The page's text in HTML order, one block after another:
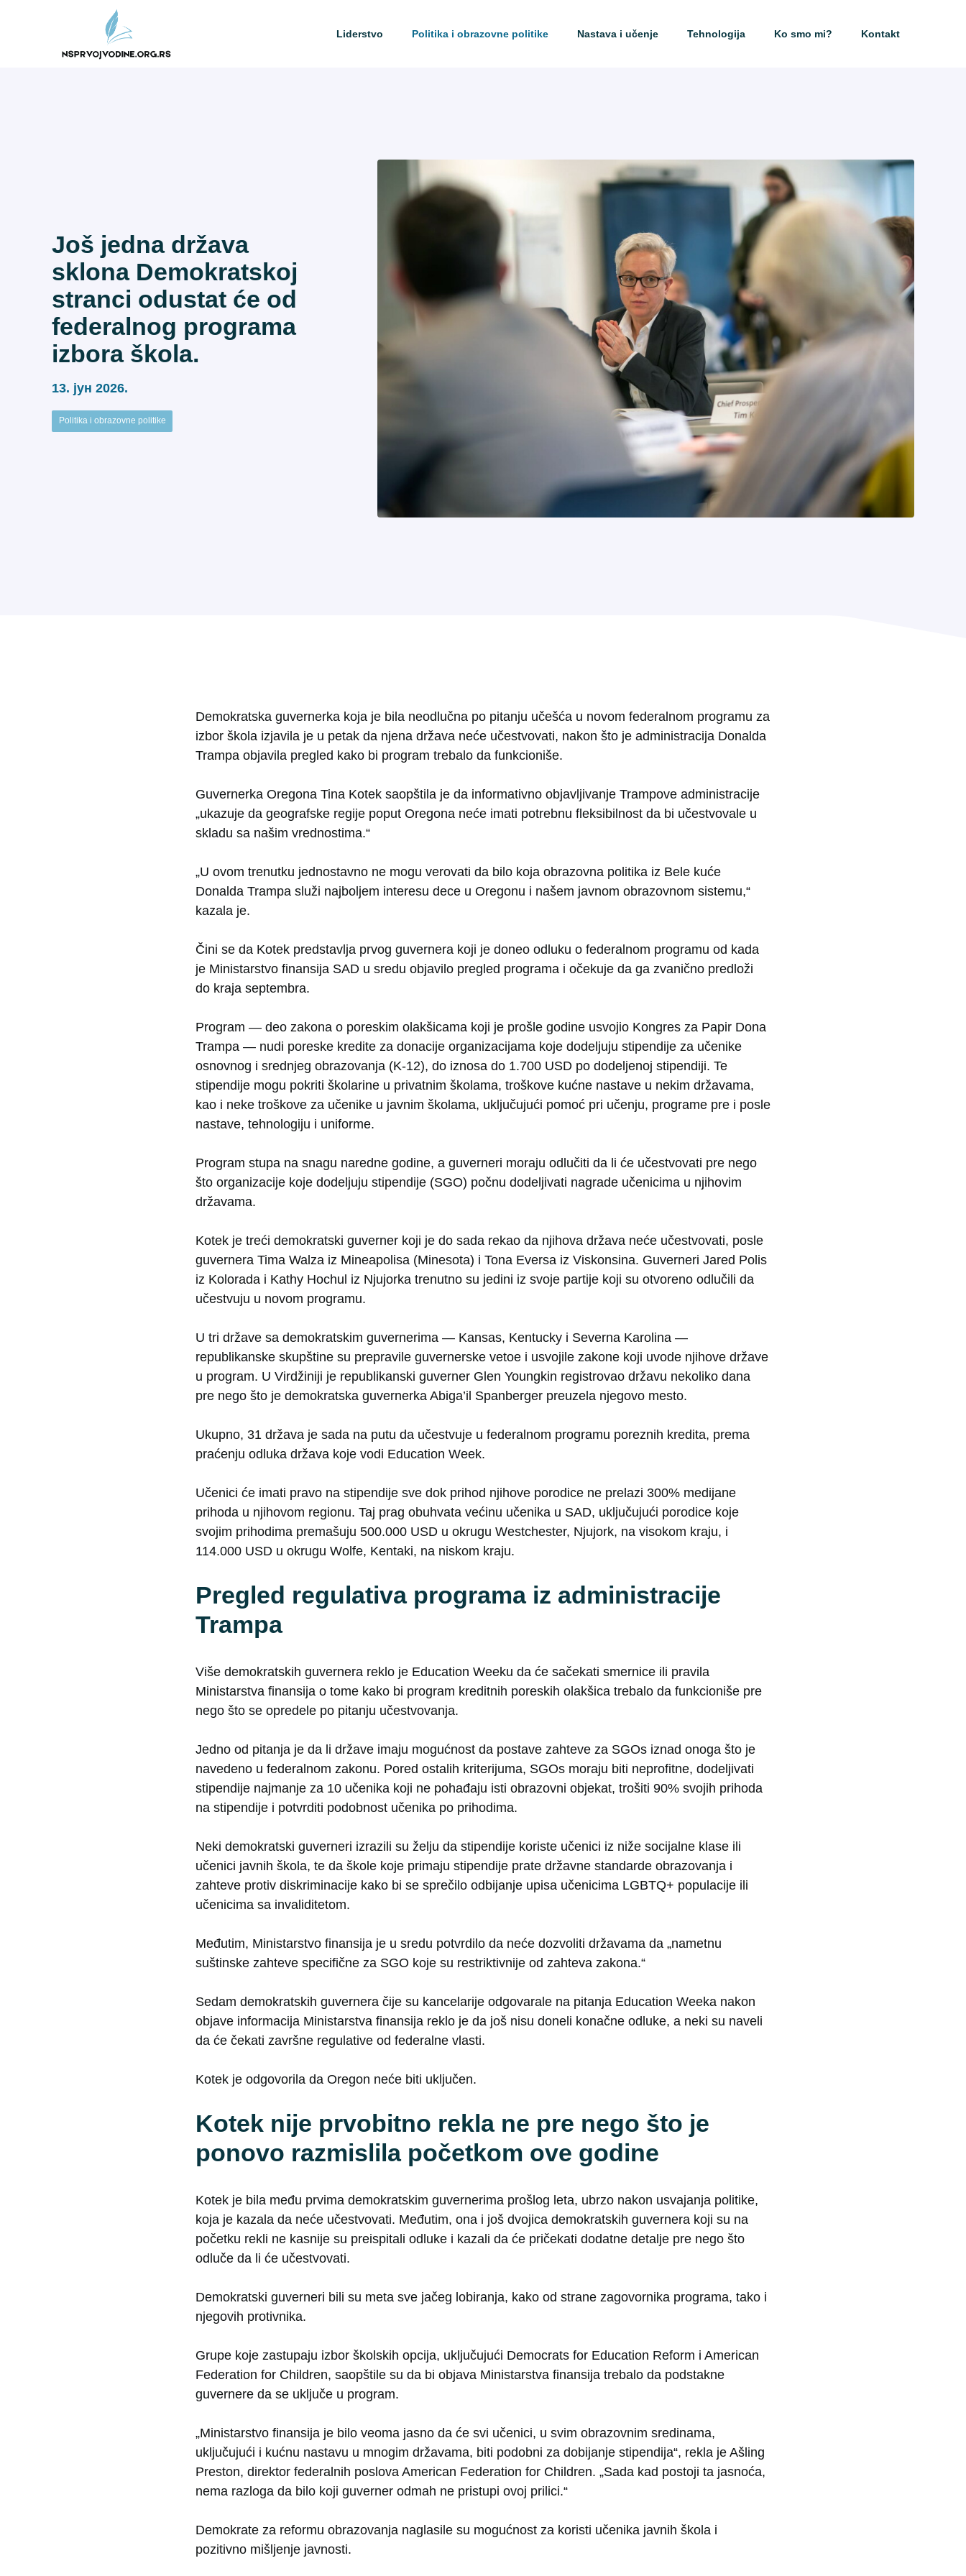
Liderstvo Politika i obrazovne politike Nastava i učenje Tehnologija Ko smo mi? Kontakt
Još jedna država
sklona Demokratskoj
stranci odustat će od
federalnog programa
izbora škola.
13. јун 2026.
Politika i obrazovne politike
Demokratska guvernerka koja je bila neodlučna po pitanju učešća u novom federalnom programu za
izbor škola izjavila je u petak da njena država neće učestvovati, nakon što je administracija Donalda
Trampa objavila pregled kako bi program trebalo da funkcioniše.
Guvernerka Oregona Tina Kotek saopštila je da informativno objavljivanje Trampove administracije
„ukazuje da geografske regije poput Oregona neće imati potrebnu fleksibilnost da bi učestvovale u
skladu sa našim vrednostima.“
„U ovom trenutku jednostavno ne mogu verovati da bilo koja obrazovna politika iz Bele kuće
Donalda Trampa služi najboljem interesu dece u Oregonu i našem javnom obrazovnom sistemu,“
kazala je.
Čini se da Kotek predstavlja prvog guvernera koji je doneo odluku o federalnom programu od kada
je Ministarstvo finansija SAD u sredu objavilo pregled programa i očekuje da ga zvanično predloži
do kraja septembra.
Program — deo zakona o poreskim olakšicama koji je prošle godine usvojio Kongres za Papir Dona
Trampa — nudi poreske kredite za donacije organizacijama koje dodeljuju stipendije za učenike
osnovnog i srednjeg obrazovanja (K-12), do iznosa do 1.700 USD po dodeljenoj stipendiji. Te
stipendije mogu pokriti školarine u privatnim školama, troškove kućne nastave u nekim državama,
kao i neke troškove za učenike u javnim školama, uključujući pomoć pri učenju, programe pre i posle
nastave, tehnologiju i uniforme.
Program stupa na snagu naredne godine, a guverneri moraju odlučiti da li će učestvovati pre nego
što organizacije koje dodeljuju stipendije (SGO) počnu dodeljivati nagrade učenicima u njihovim
državama.
Kotek je treći demokratski guverner koji je do sada rekao da njihova država neće učestvovati, posle
guvernera Tima Walza iz Mineapolisa (Minesota) i Tona Eversa iz Viskonsina. Guverneri Jared Polis
iz Kolorada i Kathy Hochul iz Njujorka trenutno su jedini iz svoje partije koji su otvoreno odlučili da
učestvuju u novom programu.
U tri države sa demokratskim guvernerima — Kansas, Kentucky i Severna Karolina —
republikanske skupštine su prepravile guvernerske vetoe i usvojile zakone koji uvode njihove države
u program. U Virdžiniji je republikanski guverner Glen Youngkin registrovao državu nekoliko dana
pre nego što je demokratska guvernerka Abiga’il Spanberger preuzela njegovo mesto.
Ukupno, 31 država je sada na putu da učestvuje u federalnom programu poreznih kredita, prema
praćenju odluka država koje vodi Education Week.
Učenici će imati pravo na stipendije sve dok prihod njihove porodice ne prelazi 300% medijane
prihoda u njihovom regionu. Taj prag obuhvata većinu učenika u SAD, uključujući porodice koje
svojim prihodima premašuju 500.000 USD u okrugu Westchester, Njujork, na visokom kraju, i
114.000 USD u okrugu Wolfe, Kentaki, na niskom kraju.
Pregled regulativa programa iz administracije
Trampa
Više demokratskih guvernera reklo je Education Weeku da će sačekati smernice ili pravila
Ministarstva finansija o tome kako bi program kreditnih poreskih olakšica trebalo da funkcioniše pre
nego što se opredele po pitanju učestvovanja.
Jedno od pitanja je da li države imaju mogućnost da postave zahteve za SGOs iznad onoga što je
navedeno u federalnom zakonu. Pored ostalih kriterijuma, SGOs moraju biti neprofitne, dodeljivati
stipendije najmanje za 10 učenika koji ne pohađaju isti obrazovni objekat, trošiti 90% svojih prihoda
na stipendije i potvrditi podobnost učenika po prihodima.
Neki demokratski guverneri izrazili su želju da stipendije koriste učenici iz niže socijalne klase ili
učenici javnih škola, te da škole koje primaju stipendije prate državne standarde obrazovanja i
zahteve protiv diskriminacije kako bi se sprečilo odbijanje upisa učenicima LGBTQ+ populacije ili
učenicima sa invaliditetom.
Međutim, Ministarstvo finansija je u sredu potvrdilo da neće dozvoliti državama da „nametnu
suštinske zahteve specifične za SGO koje su restriktivnije od zahteva zakona.“
Sedam demokratskih guvernera čije su kancelarije odgovarale na pitanja Education Weeka nakon
objave informacija Ministarstva finansija reklo je da još nisu doneli konačne odluke, a neki su naveli
da će čekati završne regulative od federalne vlasti.
Kotek je odgovorila da Oregon neće biti uključen.
Kotek nije prvobitno rekla ne pre nego što je
ponovo razmislila početkom ove godine
Kotek je bila među prvima demokratskim guvernerima prošlog leta, ubrzo nakon usvajanja politike,
koja je kazala da neće učestvovati. Međutim, ona i još dvojica demokratskih guvernera koji su na
početku rekli ne kasnije su preispitali odluke i kazali da će pričekati dodatne detalje pre nego što
odluče da li će učestvovati.
Demokratski guverneri bili su meta sve jačeg lobiranja, kako od strane zagovornika programa, tako i
njegovih protivnika.
Grupe koje zastupaju izbor školskih opcija, uključujući Democrats for Education Reform i American
Federation for Children, saopštile su da bi objava Ministarstva finansija trebalo da podstakne
guvernere da se uključe u program.
„Ministarstvo finansija je bilo veoma jasno da će svi učenici, u svim obrazovnim sredinama,
uključujući i kućnu nastavu u mnogim državama, biti podobni za dobijanje stipendija“, rekla je Ašling
Preston, direktor federalnih poslova American Federation for Children. „Sada kad postoji ta jasnoća,
nema razloga da bilo koji guverner odmah ne pristupi ovoj prilici.“
Demokrate za reformu obrazovanja naglasile su mogućnost za koristi učenika javnih škola i
pozitivno mišljenje javnosti.